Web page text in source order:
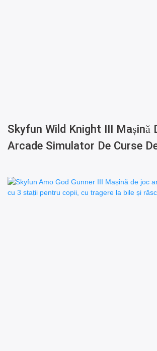
Skyfun Wild Knight III Mașină
Arcade Simulator De Curse
2 Jucători